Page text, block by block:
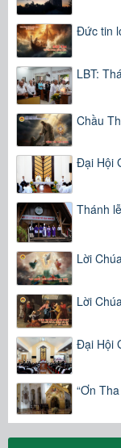
Đức tin
LBT:
Chầu
Đại Hội
Thánh
Lời
Lời
Đại Hội
“Ơn